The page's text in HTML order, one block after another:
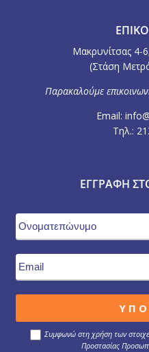
Μακρυνίτσας
(Στάση
Παρακαλούμε
Email:
Τηλ.:
ΕΓΓΡΑΦΉ
Συμφωνώ στη χρήση των
Προστασίας